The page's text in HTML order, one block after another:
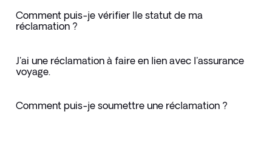
Comment puis-je vérifier lle statut de ma
réclamation ?
J'ai une réclamation à faire en lien avec l'assurance
voyage.
Comment puis-je soumettre une réclamation ?